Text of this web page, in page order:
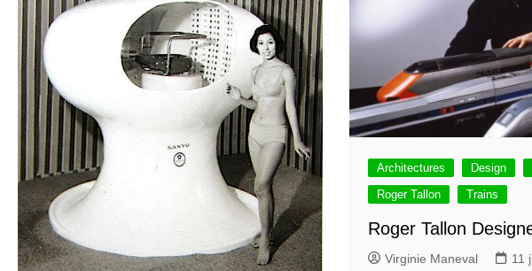
Architectures Design
Roger Tallon
Trains
Roger Tallon
Virginie Maneval 11